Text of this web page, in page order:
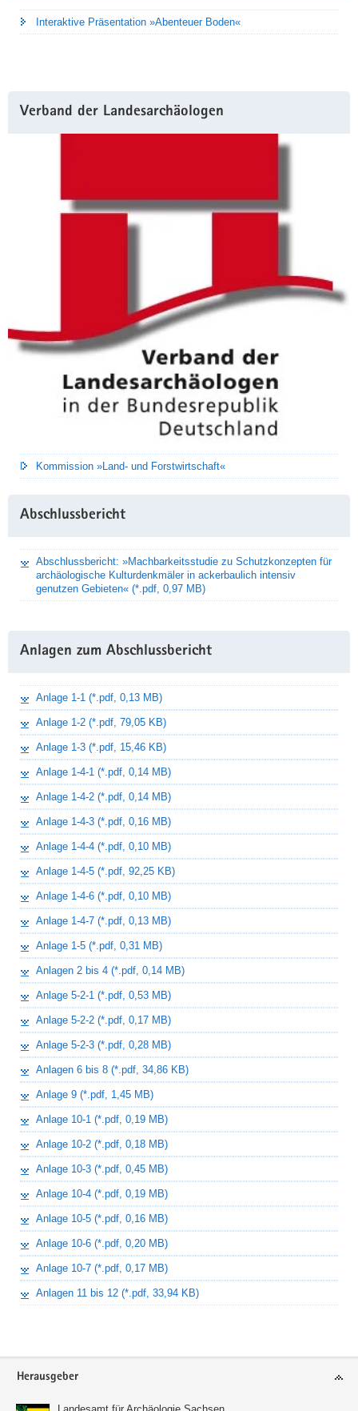
Interaktive Präsentation »Abenteuer Boden«
Verband der Landesarchäologen
Kommission »Land- und Forstwirtschaft«
Abschlussbericht
Abschlussbericht: »Machbarkeitsstudie zu Schutzkonzepten für
archäologische Kulturdenkmäler in ackerbaulich intensiv
genutzen Gebieten« (*.pdf, 0,97 MB)
Anlagen zum Abschlussbericht
Anlage 1-1 (*.pdf, 0,13 MB)
Anlage 1-2 (*.pdf, 79,05 KB)
Anlage 1-3 (*.pdf, 15,46 KB)
Anlage 1-4-1 (*.pdf, 0,14 MB)
Anlage 1-4-2 (*.pdf, 0,14 MB)
Anlage 1-4-3 (*.pdf, 0,16 MB)
Anlage 1-4-4 (*.pdf, 0,10 MB)
Anlage 1-4-5 (*.pdf, 92,25 KB)
Anlage 1-4-6 (*.pdf, 0,10 MB)
Anlage 1-4-7 (*.pdf, 0,13 MB)
Anlage 1-5 (*.pdf, 0,31 MB)
Anlagen 2 bis 4 (*.pdf, 0,14 MB)
Anlage 5-2-1 (*.pdf, 0,53 MB)
Anlage 5-2-2 (*.pdf, 0,17 MB)
Anlage 5-2-3 (*.pdf, 0,28 MB)
Anlagen 6 bis 8 (*.pdf, 34,86 KB)
Anlage 9 (*.pdf, 1,45 MB)
Anlage 10-1 (*.pdf, 0,19 MB)
Anlage 10-2 (*.pdf, 0,18 MB)
Anlage 10-3 (*.pdf, 0,45 MB)
Anlage 10-4 (*.pdf, 0,19 MB)
Anlage 10-5 (*.pdf, 0,16 MB)
Anlage 10-6 (*.pdf, 0,20 MB)
Anlage 10-7 (*.pdf, 0,17 MB)
Anlagen 11 bis 12 (*.pdf, 33,94 KB)
Footer-
Herausgeber